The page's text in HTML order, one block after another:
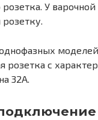
розетка. У
розетка с
32А.